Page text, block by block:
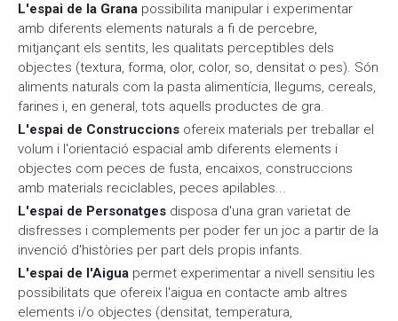
L'espai de la Grana possibilita manipular i experimentar
amb diferents elements naturals a fi de percebre,
mitjançant els sentits, les qualitats perceptibles dels
objectes (textura, forma, olor, color, so, densitat o pes). Són
aliments naturals com la pasta alimentícia, llegums, cereals,
farines i, en general, tots aquells productes de gra.
L'espai de Construccions ofereix materials per treballar el
volum i l'orientació espacial amb diferents elements i
objectes com peces de fusta, encaixos, construccions
amb materials reciclables, peces apilables...
L'espai de Personatges disposa d'una gran varietat de
disfresses i complements per poder fer un joc a partir de la
invenció d'històries per part dels propis infants.
L'espai de l'Aigua permet experimentar a nivell sensitiu les
possibilitats que ofereix l'aigua en contacte amb altres
elements i/o objectes (densitat, temperatura,